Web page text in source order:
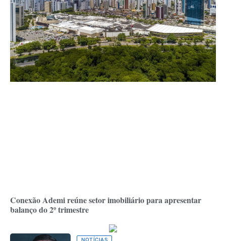
Conexão Ademi reúne setor imobiliário para apresentar
balanço do 2º trimestre
NOTÍCIAS